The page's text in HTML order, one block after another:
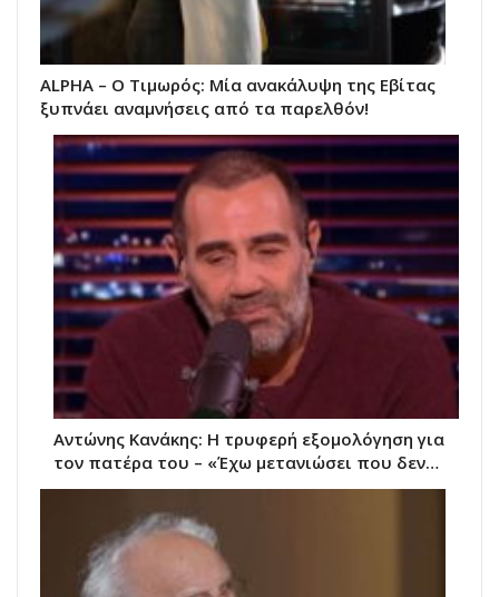
ALPHA – Ο Τιμωρός: Μία ανακάλυψη της Εβίτας
ξυπνάει αναμνήσεις από τα παρελθόν!
Αντώνης Κανάκης: Η τρυφερή εξομολόγηση για
τον πατέρα του – «Έχω μετανιώσει που δεν…